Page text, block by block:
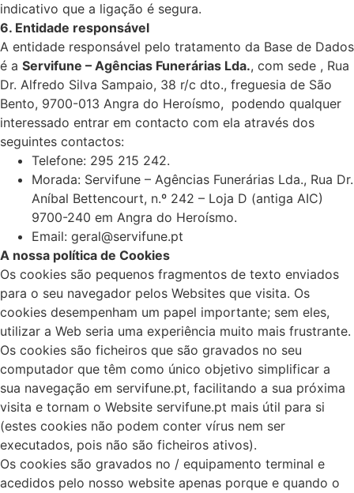
indicativo que a ligação é segura.
6. Entidade responsável
A entidade responsável pelo tratamento da Base de Dados
é a Servifune – Agências Funerárias Lda., com sede , Rua
Dr. Alfredo Silva Sampaio, 38 r/c dto., freguesia de São
Bento, 9700-013 Angra do Heroísmo, podendo qualquer
interessado entrar em contacto com ela através dos
seguintes contactos:
Telefone: 295 215 242.
Morada: Servifune – Agências Funerárias Lda., Rua Dr.
Aníbal Bettencourt, n.º 242 – Loja D (antiga AIC)
9700-240 em Angra do Heroísmo.
Email: geral@servifune.pt
A nossa política de Cookies
Os cookies são pequenos fragmentos de texto enviados
para o seu navegador pelos Websites que visita. Os
cookies desempenham um papel importante; sem eles,
utilizar a Web seria uma experiência muito mais frustrante.
Os cookies são ficheiros que são gravados no seu
computador que têm como único objetivo simplificar a
sua navegação em servifune.pt, facilitando a sua próxima
visita e tornam o Website servifune.pt mais útil para si
(estes cookies não podem conter vírus nem ser
executados, pois não são ficheiros ativos).
Os cookies são gravados no / equipamento terminal e
acedidos pelo nosso website apenas porque e quando o